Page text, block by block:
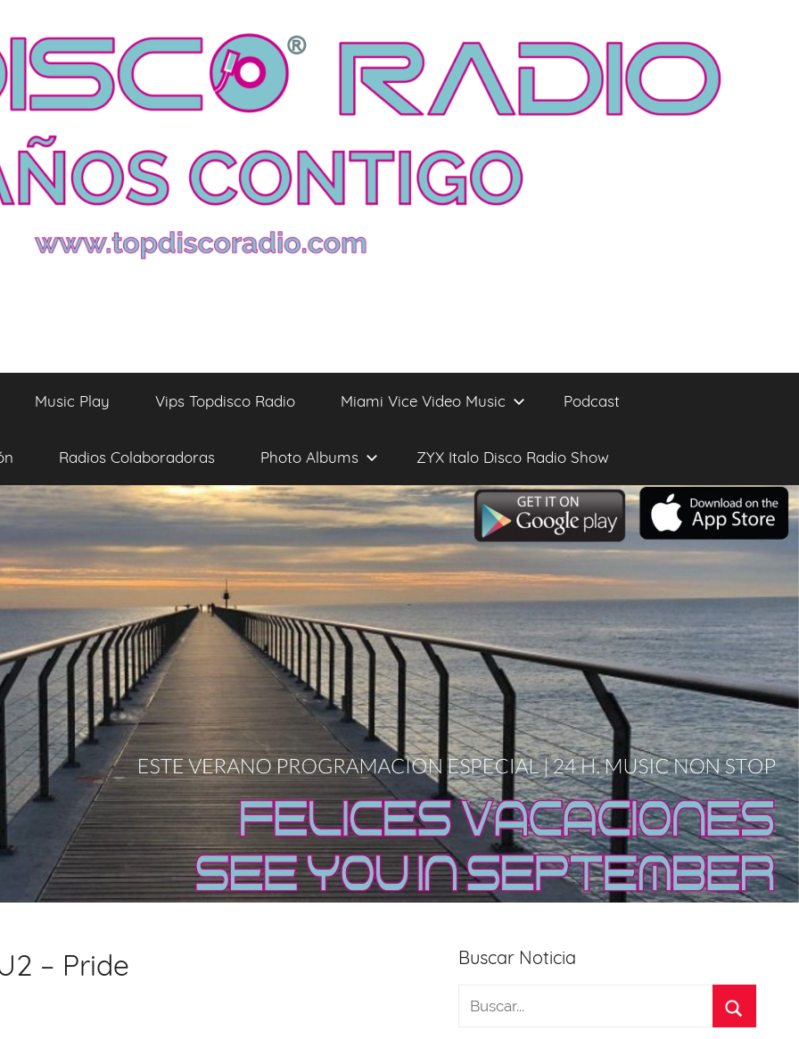
Music Play Vips Topdisco Radio Miami Vice Video Music Podcast
Radios Colaboradoras Photo Albums ZYX Italo Disco Radio Show
– Pride Buscar Noticia